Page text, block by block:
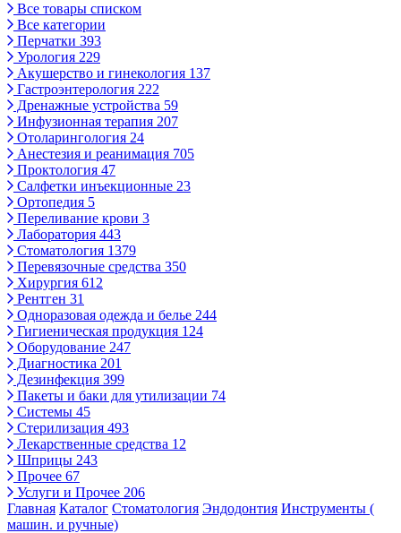
Все товары списком
Все категории
Перчатки 393
Урология 229
Акушерство и гинекология 137
Гастроэнтерология 222
Дренажные устройства 59
Инфузионная терапия 207
Отоларингология 24
Анестезия и реанимация 705
Проктология 47
Салфетки инъекционные 23
Ортопедия 5
Переливание крови 3
Лаборатория 443
Стоматология 1379
Перевязочные средства 350
Хирургия 612
Рентген 31
Одноразовая одежда и белье 244
Гигиеническая продукция 124
Оборудование 247
Диагностика 201
Дезинфекция 399
Пакеты и баки для утилизации 74
Системы 45
Стерилизация 493
Лекарственные средства 12
Шприцы 243
Прочее 67
Услуги и Прочее 206
Главная Каталог Стоматология Эндодонтия Инструменты (
машин. и ручные)